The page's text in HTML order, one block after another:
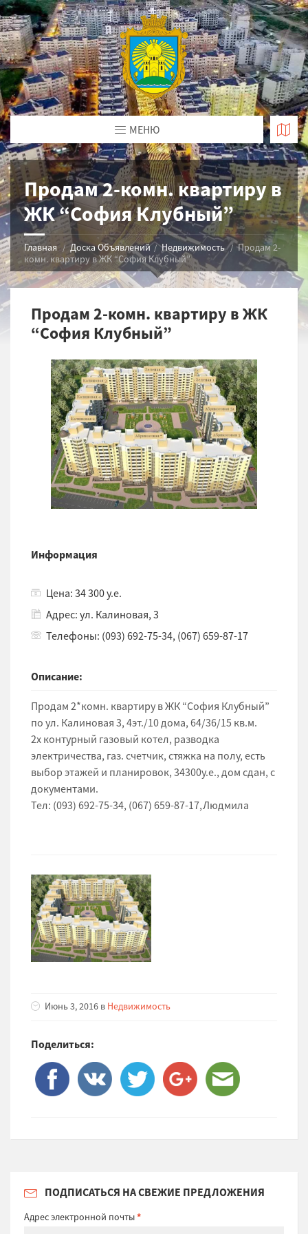
МЕНЮ
Продам 2-комн. квартиру в
ЖК “София Клубный”
Главная Доска Объявлений Недвижимость
Продам 2-
комн. квартиру в ЖК “София Клубный”
Продам 2-комн. квартиру в ЖК
“София Клубный”
Информация
Цена: 34 300 у.е.
Адрес: ул. Калиновая, 3
Телефоны: (093) 692-75-34, (067) 659-87-17
Описание:
Продам 2*комн. квартиру в ЖК “София Клубный”
по ул. Калиновая 3, 4эт./10 дома, 64/36/15 кв.м.
2х контурный газовый котел, разводка
электричества, газ. счетчик, стяжка на полу, есть
выбор этажей и планировок, 34300у.е., дом сдан, с
документами.
Тел: (093) 692-75-34, (067) 659-87-17,Людмила
Июнь 3, 2016 в Недвижимость
Поделиться:
ПОДПИСАТЬСЯ НА СВЕЖИЕ ПРЕДЛОЖЕНИЯ
Адрес электронной почты*